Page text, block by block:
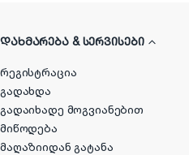
ᲓᲐᲮᲛᲐᲠᲔᲑᲐ & ᲡᲔᲠᲕᲘᲡᲔᲑᲘ
რეგისტრაცია
გადახდა
გადაიხადე მოგვიანებით
მიწოდება
მაღაზიიდან გატანა